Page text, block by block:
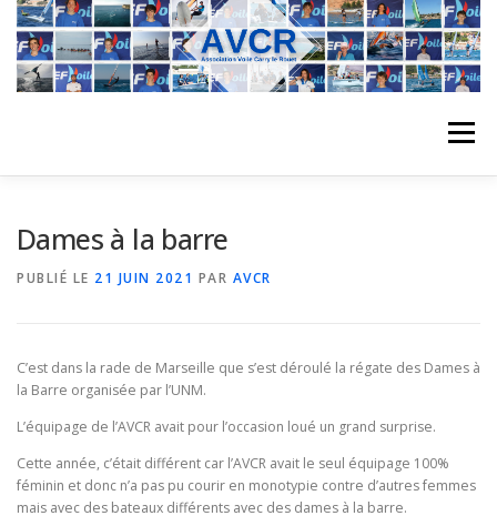
Aller
contenu
Menu
REGATES ALBUMS PHOTO
PLANNING DES COURS REVUES DE PRESSE
Dames à la barre
PUBLIÉ LE 21 JUIN 2021 PAR AVCR
C’est dans la rade de Marseille que s’est déroulé la régate des Dames à
la Barre organisée par l’UNM.
L’équipage de l’AVCR avait pour l’occasion loué un grand surprise.
Cette année, c’était différent car l’AVCR avait le seul équipage 100%
féminin et donc n’a pas pu courir en monotypie contre d’autres femmes
mais avec des bateaux différents avec des dames à la barre.